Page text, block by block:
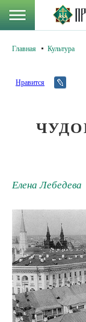
Главная Культура
Нравится
Елена Лебедева